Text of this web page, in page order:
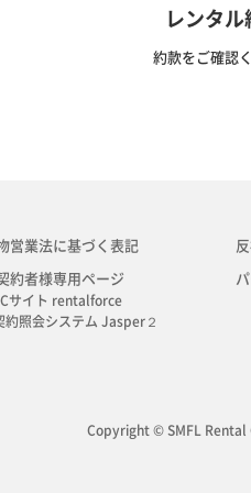
レンタル
約款をご確認
営業法に基づく表記
約者様専用ページ
サイト rentalforce
約照会システム Jasper２
Copyright © SMFL Rental